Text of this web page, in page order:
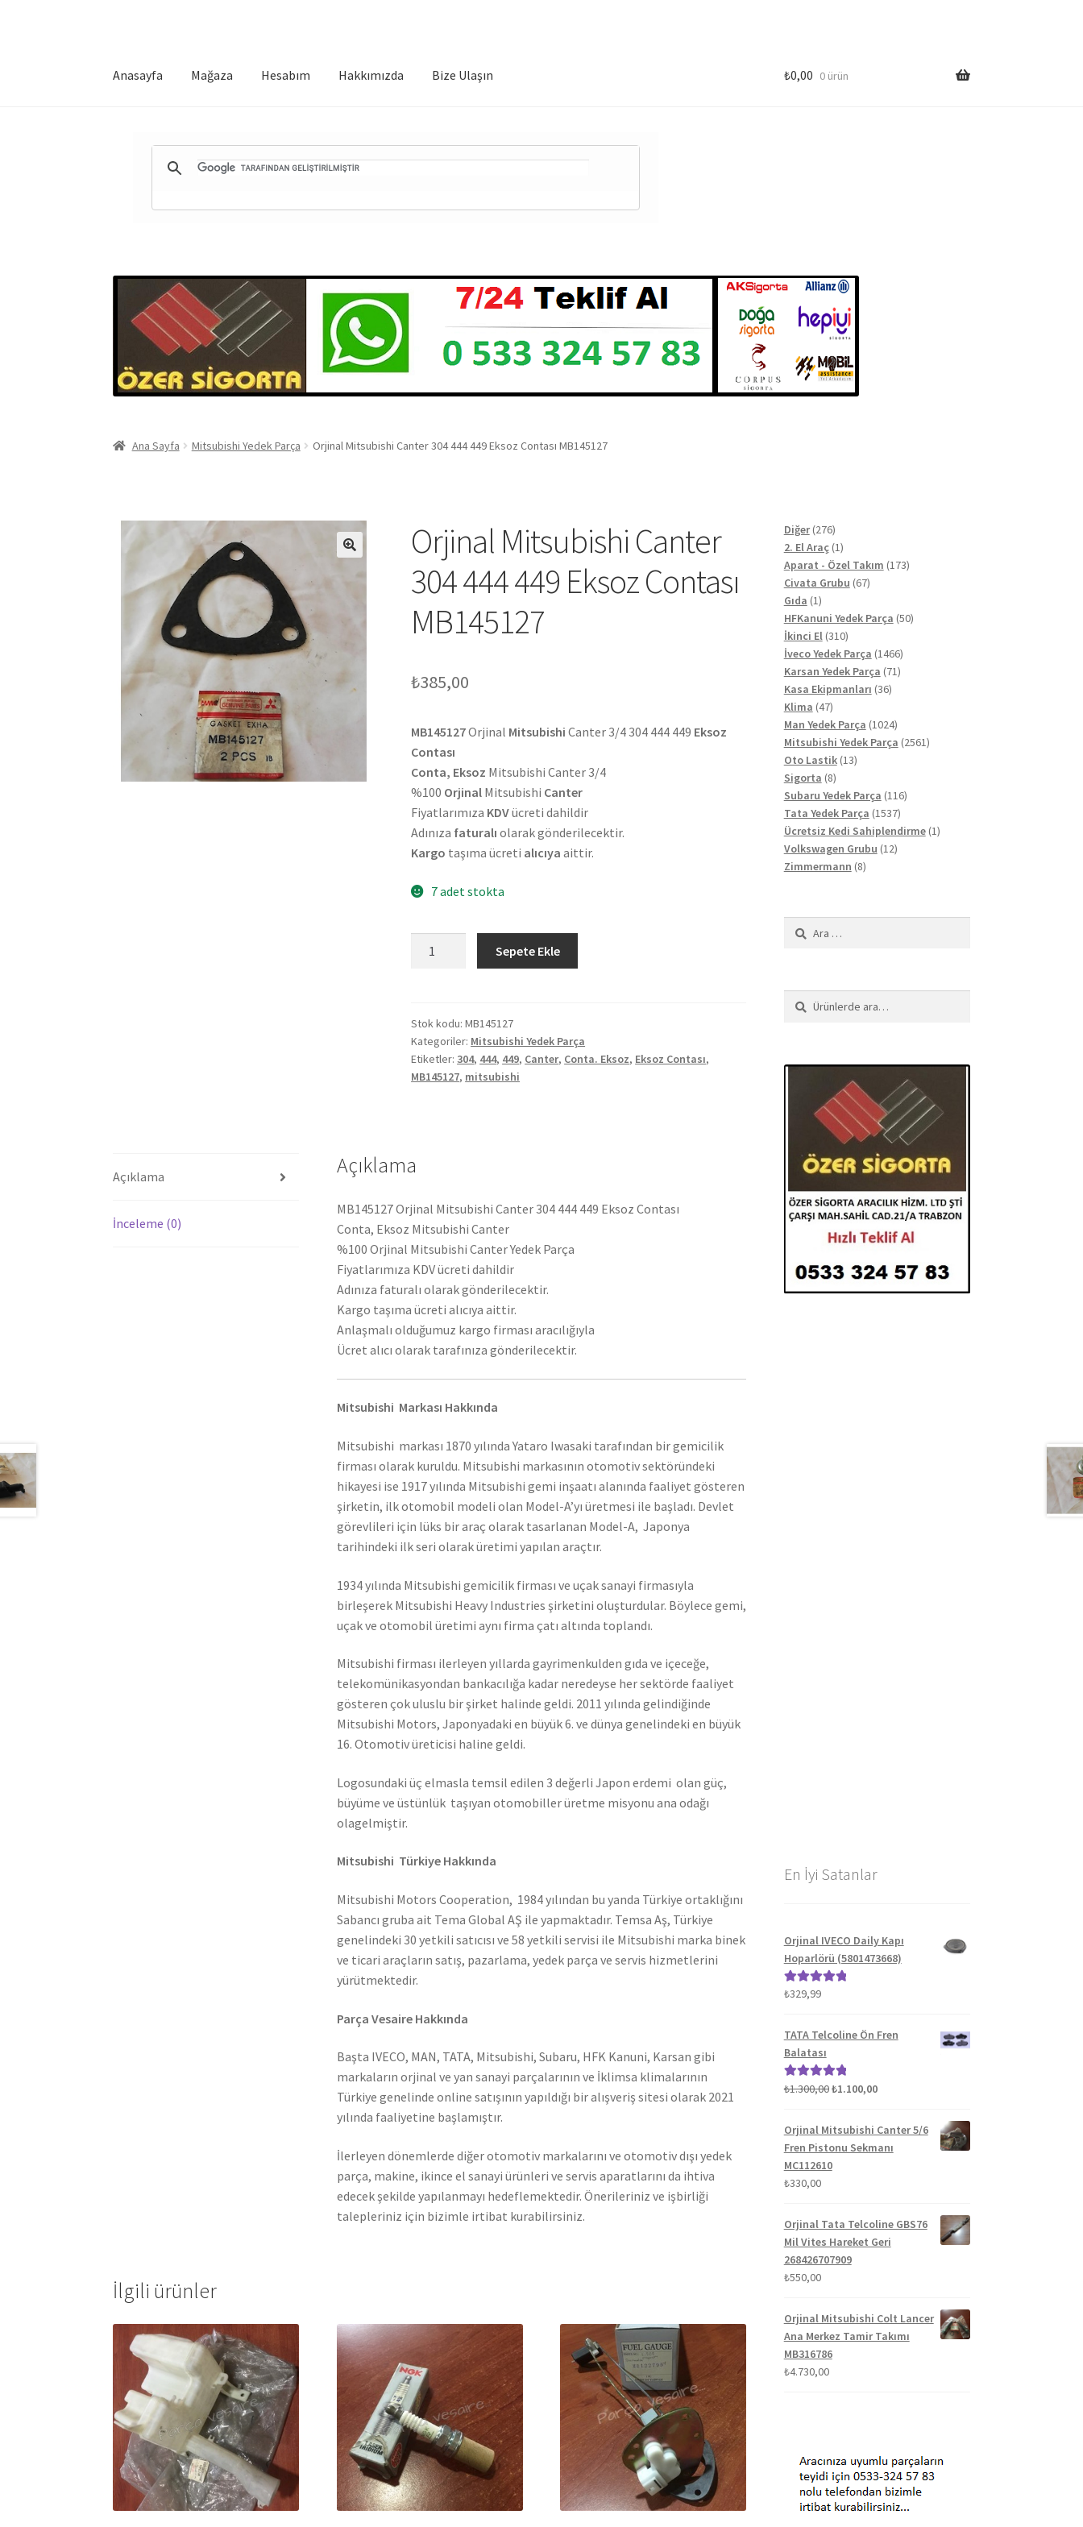
Anasayfa Mağaza Hesabım Hakkımızda Bize Ulaşın ₺0,00 0 ürün
Ana Sayfa Mitsubishi Yedek Parça Orjinal Mitsubishi Canter 304 444 449 Eksoz Contası MB145127
Orjinal Mitsubishi Canter
304 444 449 Eksoz Contası
MB145127
₺385,00
MB145127Orjinal Mitsubishi Canter 3/4 304 444 449 Eksoz
Contası
Conta, Eksoz Mitsubishi Canter 3/4
%100 Orjinal Mitsubishi Canter
Fiyatlarımıza KDVücreti dahildir
Adınıza faturalı olarak gönderilecektir.
Kargo taşıma ücreti alıcıya aittir.
7 adet stokta
444
449
Eksoz
Contası
Sepete Ekle
Stok kodu:MB145127
Kategoriler: Mitsubishi Yedek Parça
Etiketler: 304, 444, 449, Canter, Conta. Eksoz, Eksoz Contası,
MB145127, mitsubishi
Açıklama
İnceleme (0)
Açıklama
MB145127 Orjinal Mitsubishi Canter 304 444 449 Eksoz Contası
Conta, Eksoz Mitsubishi Canter
%100 Orjinal Mitsubishi Canter Yedek Parça
Fiyatlarımıza KDV ücreti dahildir
Adınıza faturalı olarak gönderilecektir.
Kargo taşıma ücreti alıcıya aittir.
Anlaşmalı olduğumuz kargo firması aracılığıyla
Ücret alıcı olarak tarafınıza gönderilecektir.
Mitsubishi Markası Hakkında
Mitsubishi markası 1870 yılında Yataro Iwasaki tarafından bir gemicilik
firması olarak kuruldu. Mitsubishi markasının otomotiv sektöründeki
hikayesi ise 1917 yılında Mitsubishi gemi inşaatı alanında faaliyet gösteren
şirketin, ilk otomobil modeli olan Model-A’yı üretmesi ile başladı. Devlet
görevlileri için lüks bir araç olarak tasarlanan Model-A, Japonya
tarihindeki ilk seri olarak üretimi yapılan araçtır.
1934 yılında Mitsubishi gemicilik firması ve uçak sanayi firmasıyla
birleşerek Mitsubishi Heavy Industries şirketini oluşturdular. Böylece gemi,
uçak ve otomobil üretimi aynı firma çatı altında toplandı.
Mitsubishi firması ilerleyen yıllarda gayrimenkulden gıda ve içeceğe,
telekomünikasyondan bankacılığa kadar neredeyse her sektörde faaliyet
gösteren çok uluslu bir şirket halinde geldi. 2011 yılında gelindiğinde
Mitsubishi Motors, Japonyadaki en büyük 6. ve dünya genelindeki en büyük
16. Otomotiv üreticisi haline geldi.
Logosundaki üç elmasla temsil edilen 3 değerli Japon erdemi olan güç,
büyüme ve üstünlük taşıyan otomobiller üretme misyonu ana odağı
olagelmiştir.
Mitsubishi Türkiye Hakkında
Mitsubishi Motors Cooperation, 1984 yılından bu yanda Türkiye ortaklığını
Sabancı gruba ait Tema Global AŞ ile yapmaktadır. Temsa Aş, Türkiye
genelindeki 30 yetkili satıcısı ve 58 yetkili servisi ile Mitsubishi marka binek
ve ticari araçların satış, pazarlama, yedek parça ve servis hizmetlerini
yürütmektedir.
Parça Vesaire Hakkında
Başta IVECO, MAN, TATA, Mitsubishi, Subaru, HFK Kanuni, Karsan gibi
markaların orjinal ve yan sanayi parçalarının ve İklimsa klimalarının
Türkiye genelinde online satışının yapıldığı bir alışveriş sitesi olarak 2021
yılında faaliyetine başlamıştır.
İlerleyen dönemlerde diğer otomotiv markalarını ve otomotiv dışı yedek
parça, makine, ikince el sanayi ürünleri ve servis aparatlarını da ihtiva
edecek şekilde yapılanmayı hedeflemektedir. Önerileriniz ve işbirliği
talepleriniz için bizimle irtibat kurabilirsiniz.
İlgili ürünler
Diğer 276276
ürün
2. El Araç 11
ürün
Aparat - Özel Takım 173173
Civata Grubu 6767
Gıda 11
ürün
HFKanuni Yedek Parça 5050
İkinci El 310310
ürün
İveco Yedek Parça 14661466
ürün
Karsan Yedek Parça 7171
Kasa Ekipmanları 3636
Klima 4747
ürün
Man Yedek Parça 10241024
ürün
Mitsubishi Yedek Parça 25612561
Oto Lastik 1313
Sigorta 88
ürün
Subaru Yedek Parça 116116
Tata Yedek Parça 15371537
ürün
Ücretsiz Kedi Sahiplendirme 11
Volkswagen Grubu 1212
Zimmermann 88
Arama:
Ara:
Ara
En İyi Satanlar
Orjinal IVECO Daily Kapı
Hoparlörü (5801473668)
5 üzerinden
₺329,99
TATA Telcoline Ön Fren
Balatası
5 üzerinden
₺1.300,00Orijinal
₺1.300,00.
₺1.100,00Şu
fiyat:
Orjinal Mitsubishi Canter 5/6
Fren Pistonu Sekmanı
MC112610
₺330,00
Orjinal Tata Telcoline GBS76
Mil Vites Hareket Geri
268426707909
₺550,00
Orjinal Mitsubishi Colt Lancer
Ana Merkez Tamir Takımı
MB316786
₺4.730,00